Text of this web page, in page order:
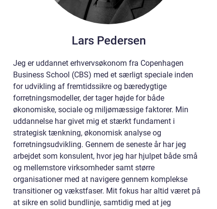
Lars Pedersen
Jeg er uddannet erhvervsøkonom fra Copenhagen
Business School (CBS) med et særligt speciale inden
for udvikling af fremtidssikre og bæredygtige
forretningsmodeller, der tager højde for både
økonomiske, sociale og miljømæssige faktorer. Min
uddannelse har givet mig et stærkt fundament i
strategisk tænkning, økonomisk analyse og
forretningsudvikling. Gennem de seneste år har jeg
arbejdet som konsulent, hvor jeg har hjulpet både små
og mellemstore virksomheder samt større
organisationer med at navigere gennem komplekse
transitioner og vækstfaser. Mit fokus har altid været på
at sikre en solid bundlinje, samtidig med at jeg